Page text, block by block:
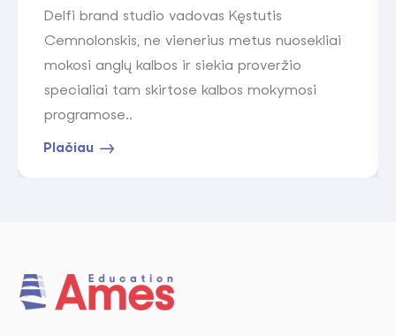
Delfi brand studio vadovas Kęstutis
Cemnolonskis, ne vienerius metus nuosekliai
mokosi anglų kalbos ir siekia proveržio
specialiai tam skirtose kalbos mokymosi
programose..
Plačiau